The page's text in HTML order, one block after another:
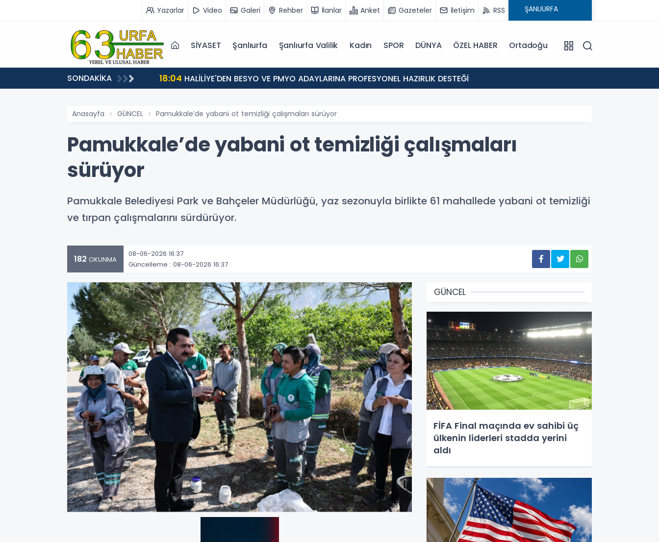
Yazarlar Video Galeri Rehber İlanlar Anket Gazeteler İletişim RSS
SİYASET Şanlıurfa Şanlıurfa Valilik Kadın SPOR DÜNYA ÖZEL HABER Ortadoğu
SONDAKİKA 18:04 HALİLİYE'DEN BESYO VE PMYO ADAYLARINA PROFESYONEL HAZIRLIK DESTEĞİ
Anasayfa GÜNCEL Pamukkale’de yabani ot temizliği çalışmaları sürüyor
Pamukkale’de yabani ot temizliği çalışmaları
sürüyor
Pamukkale Belediyesi Park ve Bahçeler Müdürlüğü, yaz sezonuyla birlikte 61 mahallede yabani ot temizliği
ve tırpan çalışmalarını sürdürüyor.
182 OKUNMA
08-06-2026 16:37
Güncelleme : 08-06-2026 16:37
GÜNCEL
FİFA Final maçında ev sahibi üç
ülkenin liderleri stadda yerini
aldı